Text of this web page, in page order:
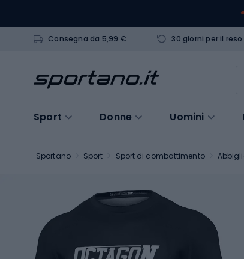
Consegna da 5,99 € 30 giorni per il reso
Sport Donne Uomini
Sportano Sport Sport di combattimento